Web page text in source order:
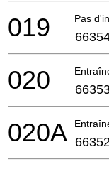
Pas
019
020
020A